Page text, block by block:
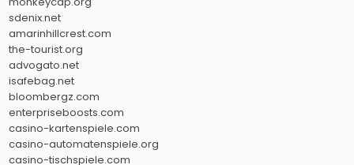
sdenix.net
amarinhillcrest.com
the-tourist.org
advogato.net
isafebag.net
bloombergz.com
enterpriseboosts.com
casino-kartenspiele.com
casino-automatenspiele.org
casino-tischspiele.com